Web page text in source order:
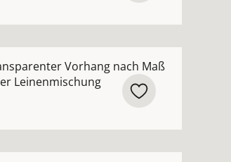
Vorhang nach Maß
Leinenmischung